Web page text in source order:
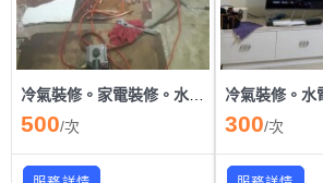
500/次 300/次